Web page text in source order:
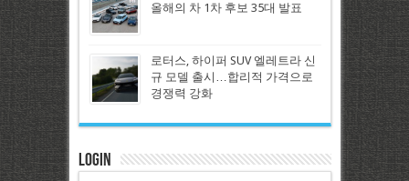
올해의 차 1차 후보 35대 발표
로터스, 하이퍼 SUV 엘레트라 신
규 모델 출시…합리적 가격으로
경쟁력 강화
Login